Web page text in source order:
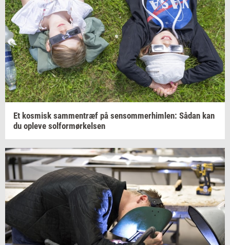
Et kos­misk sam­men­træf på sen­som­mer­him­len: Sådan kan
du op­le­ve sol­for­mør­kel­sen